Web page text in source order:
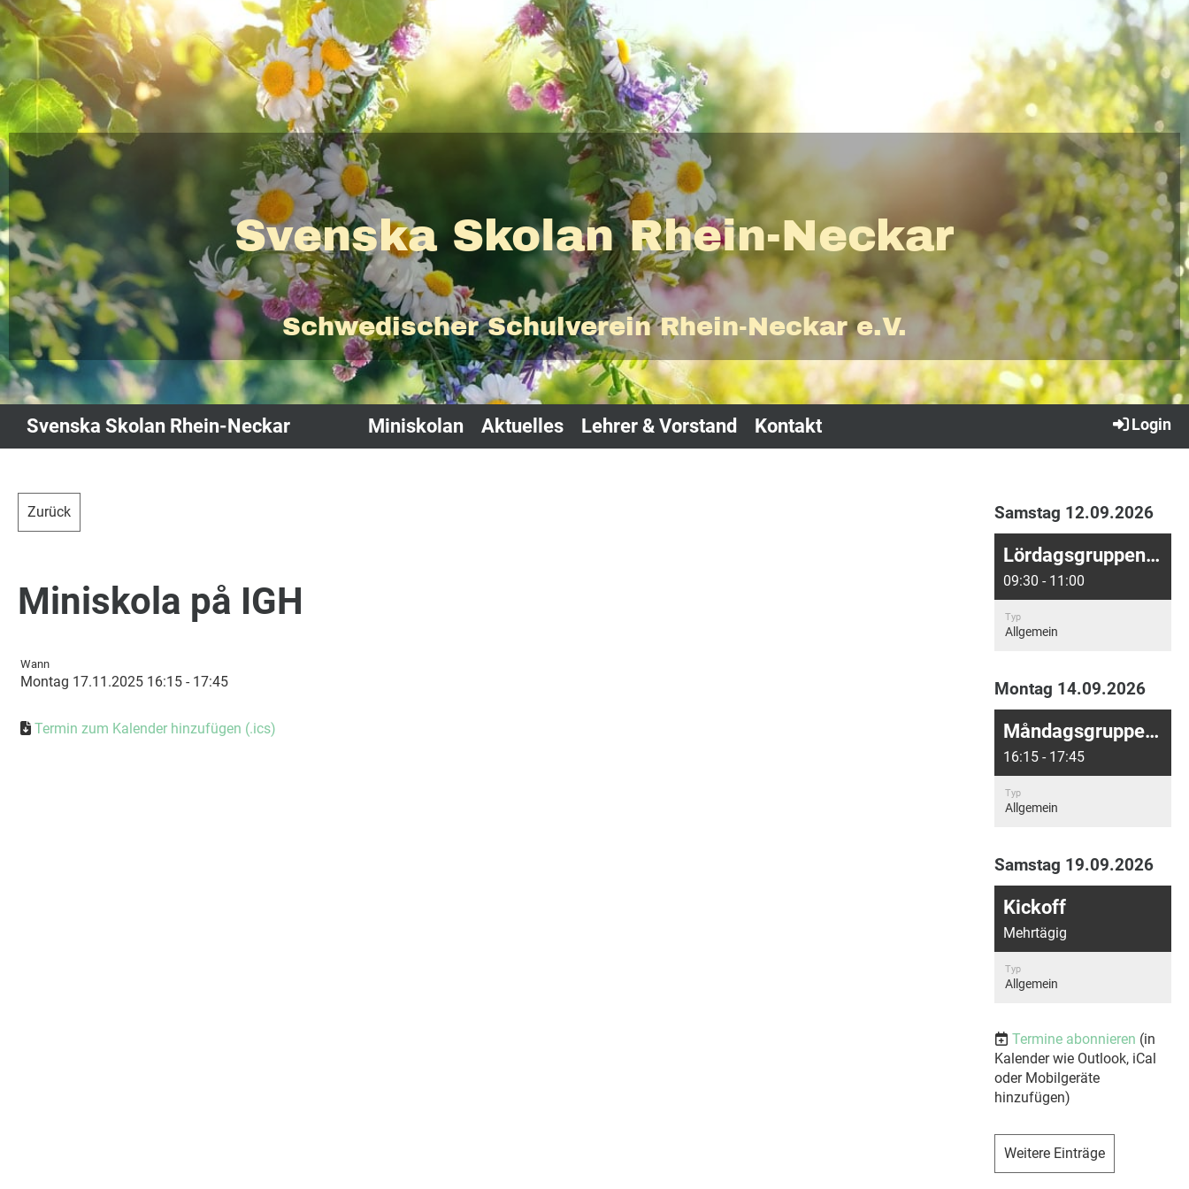
Svenska Skolan Rhein-Neckar
Schwedischer Schulverein Rhein-Neckar e.V.
Svenska Skolan Rhein-Neckar Miniskolan Aktuelles Lehrer & Vorstand Kontakt Login
Zurück
Miniskola på IGH
Wann
Montag 17.11.2025 16:15 - 17:45
Termin zum Kalender hinzufügen (.ics)
Samstag 12.09.2026
Lördagsgruppen: Digital undervisning
09:30 - 11:00
Typ
Allgemein
Montag 14.09.2026
Måndagsgruppen: Närundervisning på IGH
16:15 - 17:45
Typ
Allgemein
Samstag 19.09.2026
Kickoff
Mehrtägig
Typ
Allgemein
Termine abonnieren (in
Kalender wie Outlook, iCal
oder Mobilgeräte
hinzufügen)
Weitere Einträge